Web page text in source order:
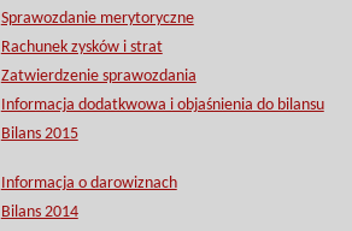
Sprawozdanie merytoryczne
Rachunek zysków i strat
Zatwierdzenie sprawozdania
Informacja dodatkwowa i objaśnienia do bilansu
Bilans 2015
Informacja o darowiznach
Bilans 2014